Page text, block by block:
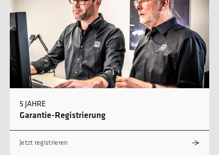
5 JAHRE
Garantie-Registrierung
Jetzt registrieren